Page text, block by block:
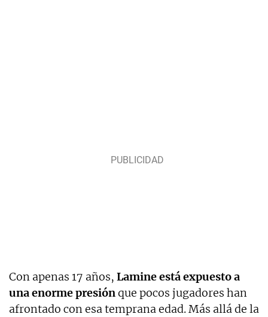
Con apenas 17 años, Lamine está expuesto a
una enorme presiónque pocos jugadores han
afrontado con esa temprana edad. Más allá de la